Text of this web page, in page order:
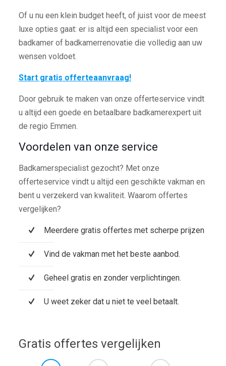
Of u nu een klein budget heeft, of juist voor de meest
luxe opties gaat: er is altijd een specialist voor een
badkamer of badkamerrenovatie die volledig aan uw
wensen voldoet.
Start gratis offerteaanvraag!
Door gebruik te maken van onze offerteservice vindt
u altijd een goede en betaalbare badkamerexpert uit
de regio Emmen.
Voordelen van onze service
Badkamerspecialist gezocht? Met onze
offerteservice vindt u altijd een geschikte vakman en
bent u verzekerd van kwaliteit. Waarom offertes
vergelijken?
Meerdere gratis offertes met scherpe prijzen
Vind de vakman met het beste aanbod.
Geheel gratis en zonder verplichtingen.
U weet zeker dat u niet te veel betaalt.
Gratis offertes vergelijken